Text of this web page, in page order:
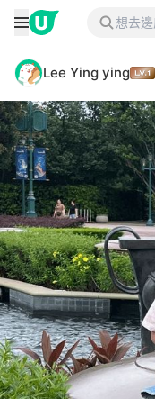
Lee Ying ying